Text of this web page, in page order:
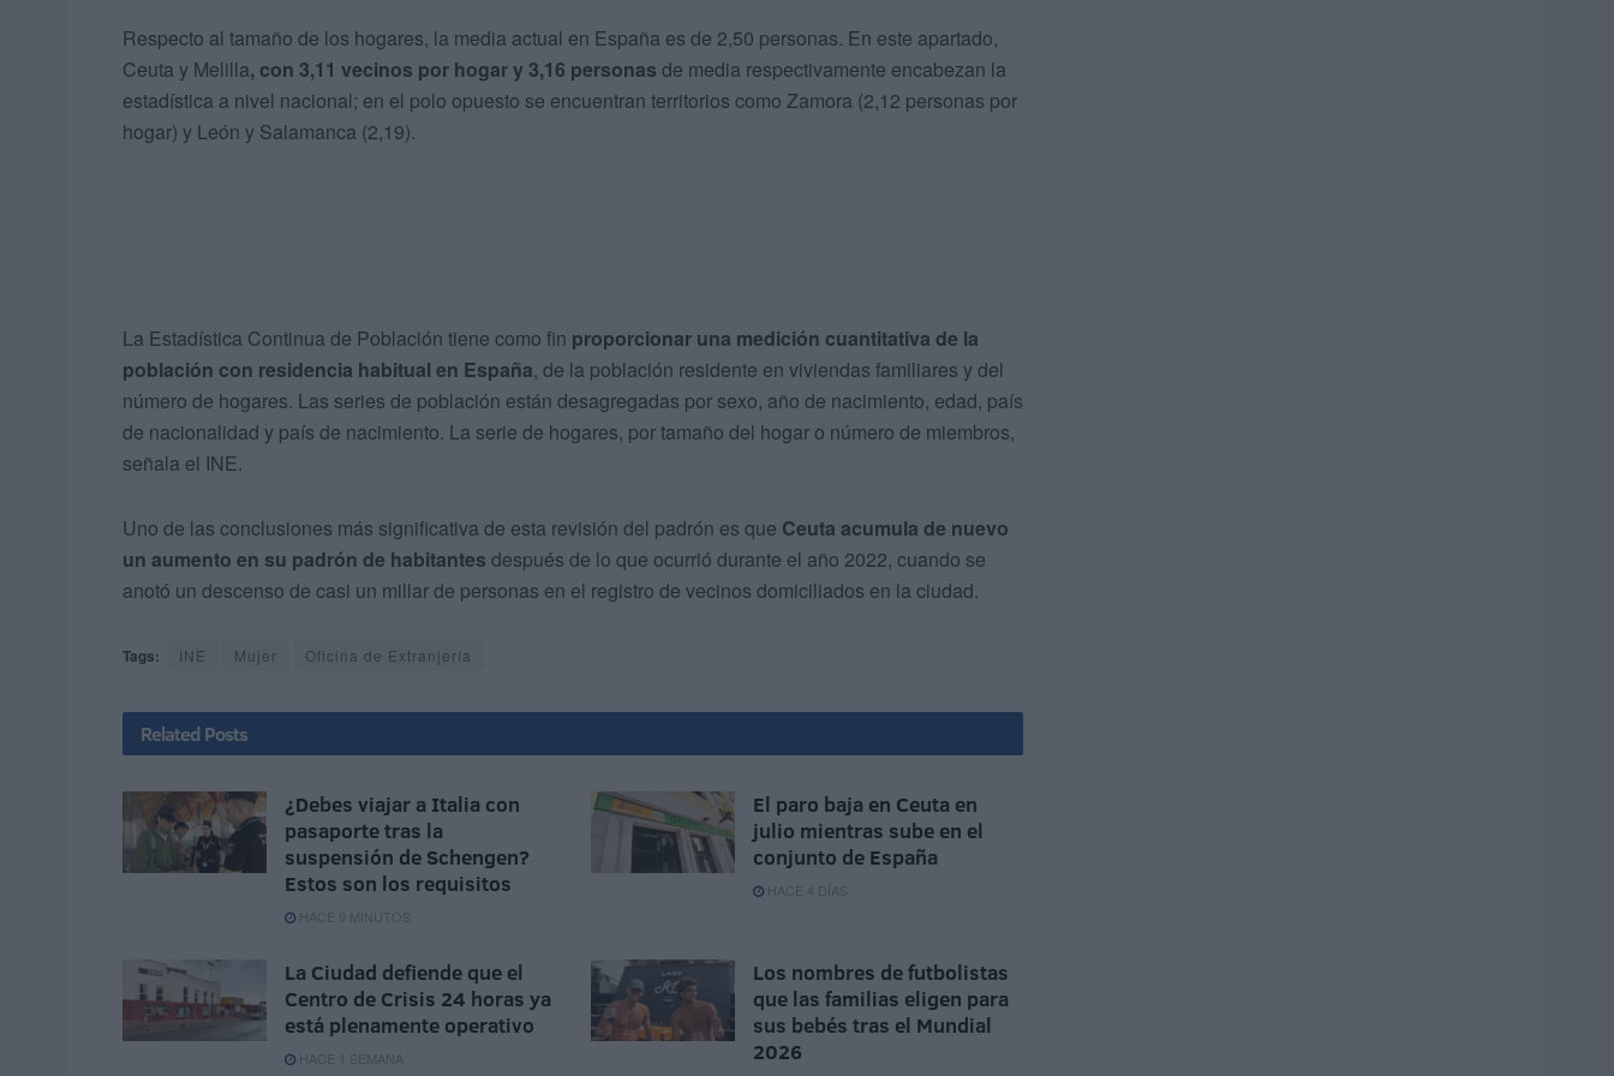
Respecto al tamaño de los hogares, la media actual en España es de 2,50 personas. En este apartado,
Ceuta y Melilla, con 3,11 vecinos por hogar y 3,16 personas de media respectivamente encabezan la
estadística a nivel nacional; en el polo opuesto se encuentran territorios como Zamora (2,12 personas por
hogar) y León y Salamanca (2,19).
La Estadística Continua de Población tiene como fin proporcionar una medición cuantitativa de la
población con residencia habitual en España, de la población residente en viviendas familiares y del
número de hogares. Las series de población están desagregadas por sexo, año de nacimiento, edad, país
de nacionalidad y país de nacimiento. La serie de hogares, por tamaño del hogar o número de miembros,
señala el INE.
Uno de las conclusiones más significativa de esta revisión del padrón es que Ceuta acumula de nuevo
un aumento en su padrón de habitantes después de lo que ocurrió durante el año 2022, cuando se
anotó un descenso de casi un millar de personas en el registro de vecinos domiciliados en la ciudad.
Tags: INE Mujer Oficina de Extranjería
Related Posts
¿Debes viajar a Italia con
pasaporte tras la
suspensión de Schengen?
Estos son los requisitos
HACE 9 MINUTOS
El paro baja en Ceuta en
julio mientras sube en el
conjunto de España
HACE 4 DÍAS
La Ciudad defiende que el
Centro de Crisis 24 horas ya
está plenamente operativo
HACE 1 SEMANA
Los nombres de futbolistas
que las familias eligen para
sus bebés tras el Mundial
2026